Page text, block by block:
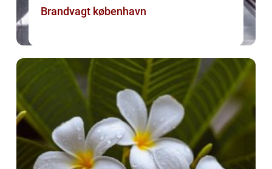
Brandvagt københavn